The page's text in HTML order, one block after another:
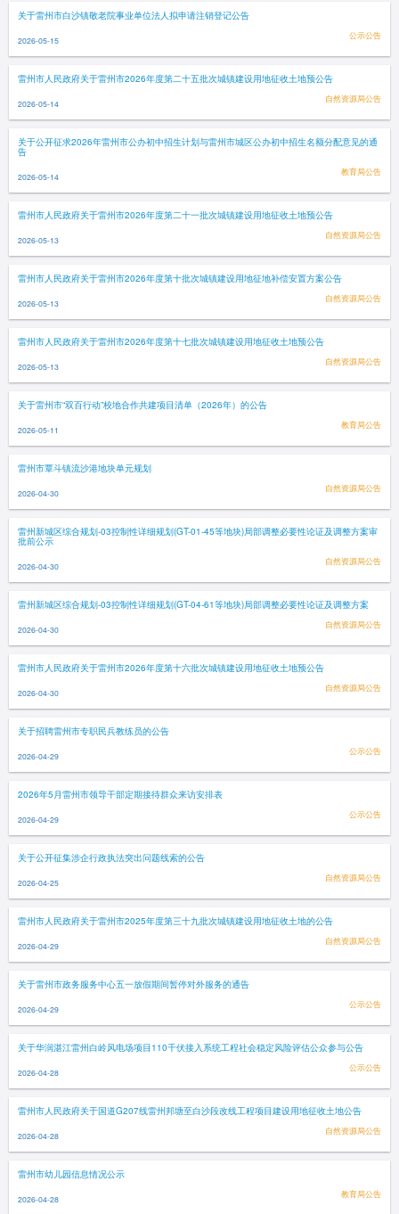
关于雷州市白沙镇敬老院事业单位法人拟申请注销登记公告
2026-05-15 公示公告
雷州市人民政府关于雷州市2026年度第二十五批次城镇建设用地征收土地预公告
2026-05-14 自然资源局公告
关于公开征求2026年雷州市公办初中招生计划与雷州市城区公办初中招生名额分配意见的通
告
2026-05-14 教育局公告
雷州市人民政府关于雷州市2026年度第二十一批次城镇建设用地征收土地预公告
2026-05-13 自然资源局公告
雷州市人民政府关于雷州市2026年度第十批次城镇建设用地征地补偿安置方案公告
2026-05-13 自然资源局公告
雷州市人民政府关于雷州市2026年度第十七批次城镇建设用地征收土地预公告
2026-05-13 自然资源局公告
关于雷州市“双百行动”校地合作共建项目清单（2026年）的公告
2026-05-11 教育局公告
雷州市覃斗镇流沙港地块单元规划
2026-04-30 自然资源局公告
雷州新城区综合规划-03控制性详细规划(GT-01-45等地块)局部调整必要性论证及调整方案审
批前公示
2026-04-30 自然资源局公告
雷州新城区综合规划-03控制性详细规划(GT-04-61等地块)局部调整必要性论证及调整方案
2026-04-30 自然资源局公告
雷州市人民政府关于雷州市2026年度第十六批次城镇建设用地征收土地预公告
2026-04-30 自然资源局公告
关于招聘雷州市专职民兵教练员的公告
2026-04-29 公示公告
2026年5月雷州市领导干部定期接待群众来访安排表
2026-04-29 公示公告
关于公开征集涉企行政执法突出问题线索的公告
2026-04-25 自然资源局公告
雷州市人民政府关于雷州市2025年度第三十九批次城镇建设用地征收土地的公告
2026-04-29 自然资源局公告
关于雷州市政务服务中心五一放假期间暂停对外服务的通告
2026-04-29 公示公告
关于华润湛江雷州白岭风电场项目110千伏接入系统工程社会稳定风险评估公众参与公告
2026-04-28 公示公告
雷州市人民政府关于国道G207线雷州邦塘至白沙段改线工程项目建设用地征收土地公告
2026-04-28 自然资源局公告
雷州市幼儿园信息情况公示
2026-04-28 教育局公告